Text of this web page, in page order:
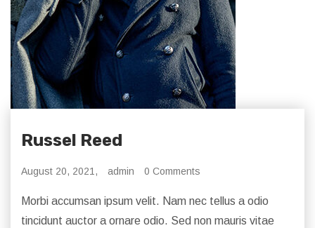
Russel Reed
August 20, 2021, admin 0 Comments
Morbi accumsan ipsum velit. Nam nec tellus a odio
tincidunt auctor a ornare odio. Sed non mauris vitae